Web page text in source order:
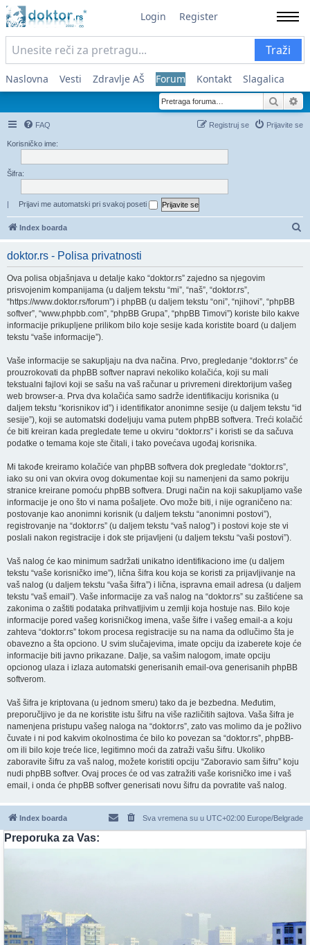
Login Register
Traži
Naslovna Vesti Zdravlje AŠ Forum Kontakt Slagalica
FAQ Prijavite se
Registruj se
Korisničko ime:
Šifra:
| Prijavi me automatski pri svakoj poseti
Index boarda
doktor.rs - Polisa privatnosti
Ova polisa objašnjava u detalje kako “doktor.rs” zajedno sa njegovim
prisvojenim kompanijama (u daljem tekstu “mi”, “naš”, “doktor.rs”,
“https://www.doktor.rs/forum”) i phpBB (u daljem tekstu “oni”, “njihovi”, “phpBB
softver”, “www.phpbb.com”, “phpBB Grupa”, “phpBB Timovi”) koriste bilo kakve
informacije prikupljene prilikom bilo koje sesije kada koristite board (u daljem
tekstu “vaše informacije”).
Vaše informacije se sakupljaju na dva načina. Prvo, pregledanje “doktor.rs” će
prouzrokovati da phpBB softver napravi nekoliko kolačića, koji su mali
tekstualni fajlovi koji se sašu na vaš računar u privremeni direktorijum vašeg
web browser-a. Prva dva kolačića samo sadrže identifikaciju korisnika (u
daljem tekstu “korisnikov id”) i identifikator anonimne sesije (u daljem tekstu “id
sesije”), koji se automatski dodeljuju vama putem phpBB softvera. Treći kolačić
će biti kreiran kada pregledate teme u okviru “doktor.rs” i koristi se da sačuva
podatke o temama koje ste čitali, i tako povećava ugođaj korisnika.
Mi takođe kreiramo kolačiće van phpBB softvera dok pregledate “doktor.rs”,
iako su oni van okvira ovog dokumentae koji su namenjeni da samo pokriju
stranice kreirane pomoću phpBB softvera. Drugi način na koji sakupljamo vaše
informacije je ono što vi nama pošaljete. Ovo može biti, i nije ograničeno na:
postovanje kao anonimni korisnik (u daljem tekstu “anonimni postovi”),
registrovanje na “doktor.rs” (u daljem tekstu “vaš nalog”) i postovi koje ste vi
poslali nakon registracije i dok ste prijavljeni (u daljem tekstu “vaši postovi”).
Vaš nalog će kao minimum sadržati unikatno identifikaciono ime (u daljem
tekstu “vaše korisničko ime”), lična šifra kou koja se koristi za prijavljivanje na
vaš nalog (u daljem tekstu “vaša šifra”) i lična, ispravna email adresa (u daljem
tekstu “vaš email”). Vaše informacije za vaš nalog na “doktor.rs” su zaštićene sa
zakonima o zaštiti podataka prihvatljivim u zemlji koja hostuje nas. Bilo koje
informacije pored vašeg korisničkog imena, vaše šifre i vašeg email-a a koju
zahteva “doktor.rs” tokom procesa registracije su na nama da odlučimo šta je
obavezno a šta opciono. U svim slučajevima, imate opciju da izaberete koje će
informacije biti javno prikazane. Dalje, sa vašim nalogom, imate opciju
opcionog ulaza i izlaza automatski generisanih email-ova generisanih phpBB
softverom.
Vaš šifra je kriptovana (u jednom smeru) tako da je bezbedna. Međutim,
preporučljivo je da ne koristite istu šifru na više različitih sajtova. Vaša šifra je
namenjena pristupu vašeg naloga na “doktor.rs”, zato vas molimo da je požlivo
čuvate i ni pod kakvim okolnostima će bilo ko povezan sa “doktor.rs”, phpBB-
om ili bilo koje treće lice, legitimno moći da zatraži vašu šifru. Ukoliko
zaboravite šifru za vaš nalog, možete koristiti opciju “Zaboravio sam šifru” koju
nudi phpBB softver. Ovaj proces će od vas zatražiti vaše korisničko ime i vaš
email, i onda će phpBB softver generisati novu šifru da povratite vaš nalog.
Index boarda Sva vremena su u UTC+02:00 Europe/Belgrade
Preporuka za Vas: